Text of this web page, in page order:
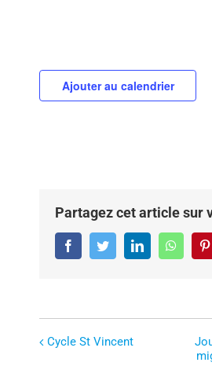
Ajouter au calendrier
Partagez cet article sur
FacebookTwitterLinkedIn
N Cycle St Vincent